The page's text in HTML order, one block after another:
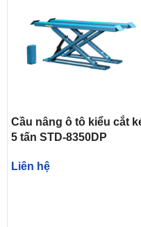
Cầu nâng ô tô kiểu cắt
5 tấn STD-8350DP
Liên hệ